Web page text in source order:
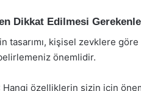
Dikkat Edilmesi
tasarımı, kişisel zevklere
önemlidir.
özelliklerin sizin için